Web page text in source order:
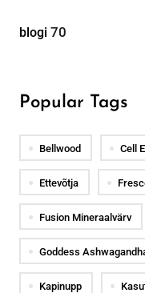
blogi 70
Popular Tags
Bellwood Cell
Ettevõtja
Fusion Mineraalvärv
Goddess
Kapinupp